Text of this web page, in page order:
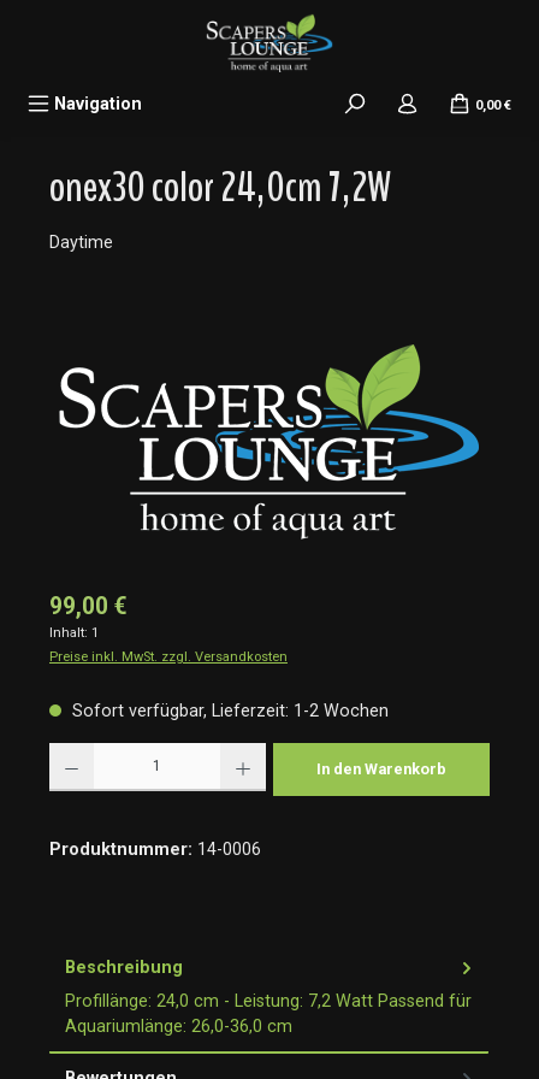
Navigation 0,00 €
onex30 color 24,0cm 7,2W
Daytime
99,00 €
Inhalt: 1
Preise inkl. MwSt. zzgl. Versandkosten
Sofort verfügbar, Lieferzeit: 1-2 Wochen
In den Warenkorb
Produktnummer: 14-0006
Beschreibung
Profillänge: 24,0 cm - Leistung: 7,2 Watt Passend für
Aquariumlänge: 26,0-36,0 cm